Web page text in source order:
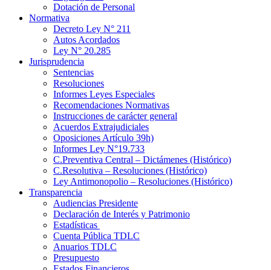
Dotación de Personal
Normativa
Decreto Ley N° 211
Autos Acordados
Ley N° 20.285
Jurisprudencia
Sentencias
Resoluciones
Informes Leyes Especiales
Recomendaciones Normativas
Instrucciones de carácter general
Acuerdos Extrajudiciales
Oposiciones Artículo 39h)
Informes Ley N°19.733
C.Preventiva Central – Dictámenes (Histórico)
C.Resolutiva – Resoluciones (Histórico)
Ley Antimonopolio – Resoluciones (Histórico)
Transparencia
Audiencias Presidente
Declaración de Interés y Patrimonio
Estadísticas
Cuenta Pública TDLC
Anuarios TDLC
Presupuesto